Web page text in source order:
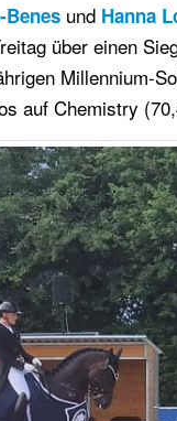
Benes und Hanna
über einen
Millennium-
auf Chemistry